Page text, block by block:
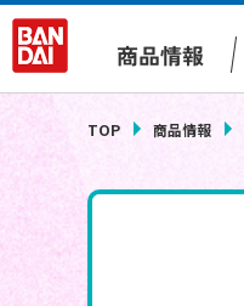
商品情報
TOP 商品情報